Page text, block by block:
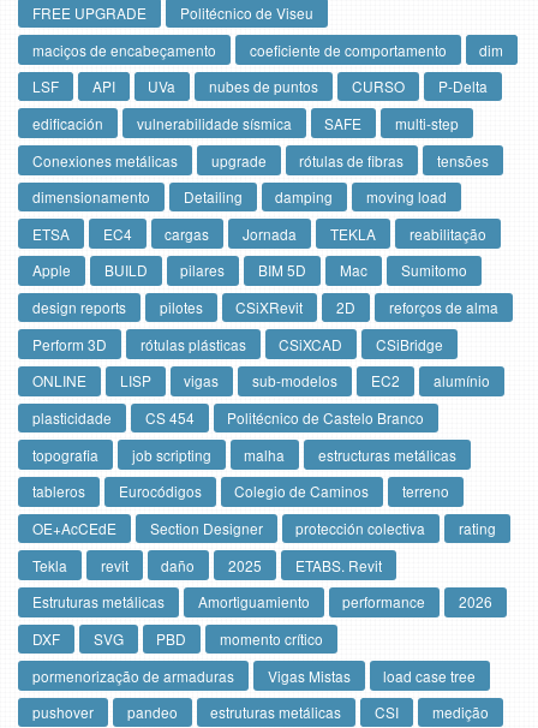
FREE UPGRADE
Politécnico de Viseu
maciços de encabeçamento
coeficiente de comportamento
dim
LSF
API UVa nubes de puntos CURSO
P-Delta
edificación
vulnerabilidade sísmica SAFE
multi-step
Conexiones metálicas
upgrade rótulas de fibras
tensões
dimensionamento
Detailing damping
moving load
ETSA
EC4 cargas Jornada TEKLA
reabilitação
Apple
BUILD pilares BIM 5D Mac
Sumitomo
design reports
pilotes CSiXRevit 2D
reforços de alma
Perform 3D
rótulas plásticas CSiXCAD
CSiBridge
ONLINE
LISP vigas sub-modelos EC2
alumínio
plasticidade
CS 454
Politécnico de Castelo Branco
topografia
job scripting malha
estructuras metálicas
tableros
Eurocódigos Colegio de Caminos
terreno
OE+AcCEdE
Section Designer protección colectiva
rating
Tekla
revit daño 2025
ETABS. Revit
Estruturas metálicas
Amortiguamiento performance
2026
DXF
SVG PBD
momento crítico
pormenorização de armaduras
Vigas Mistas
load case tree
pushover
pandeo estruturas metálicas CSI
medição